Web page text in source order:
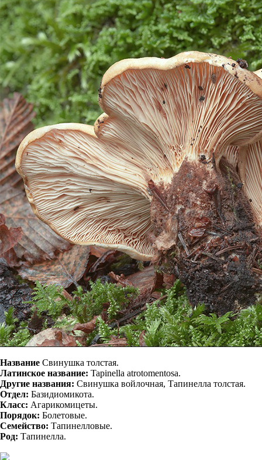
Название Свинушка толстая.
Латинское название: Tapinella atrotomentosa.
Другие названия: Свинушка войлочная, Тапинелла толстая.
Отдел: Базидиомикота.
Класс: Агарикомицеты.
Порядок: Болетовые.
Семейство: Тапинелловые.
Род: Тапинелла.